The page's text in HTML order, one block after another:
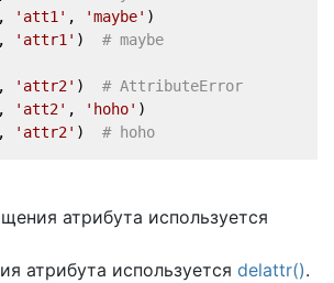
'att1' , 'maybe' )
'attr1' ) # maybe
'attr2' ) # AttributeError
'att2' , 'hoho' )
'attr2' ) # hoho
атрибута используется
атрибута используется delattr().